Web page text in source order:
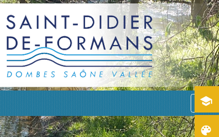
menu
school
color_lens